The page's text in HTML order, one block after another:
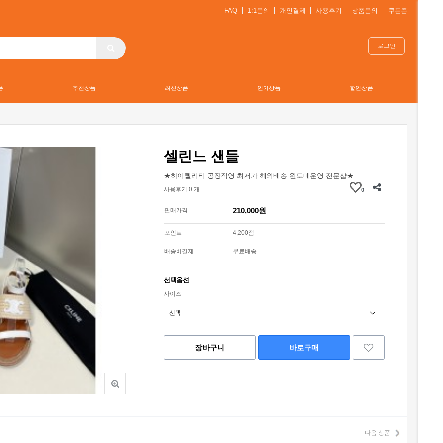
FAQ 1:1문의 개인결제 사용후기 상품문의 쿠폰존
로그인
추천상품 최신상품 인기상품 할인상품
셀린느 샌들
★하이퀄리티 공장직영 최저가 해외배송 원도매운영 전문샵★
사용후기 0 개 0
판매가격 210,000원
포인트 4,200점
배송비결제 무료배송
선택옵션
사이즈
장바구니 바로구매
다음 상품